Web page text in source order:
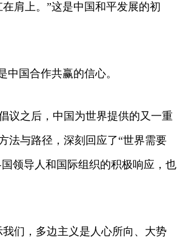
肩上。”这是中国和平发展的初
国合作共赢的信心。
之后，中国为世界提供的又一重
法与路径，深刻回应了“世界需要
领导人和国际组织的积极响应，也
们，多边主义是人心所向、大势